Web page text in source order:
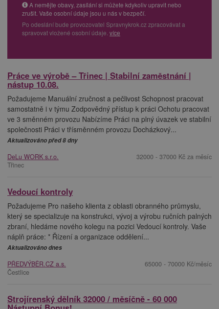
A nemějte obavy, zasílání si můžete kdykoliv upravit nebo
zrušit. Vaše osobní údaje jsou u nás v bezpečí.
Po odeslání bude provozovatel Spravnykrok.cz zpracovávat a
spravovat vložené osobní údaje. více
Práce ve výrobě – Třinec | Stabilní zaměstnání |
nástup 10.08.
Požadujeme Manuální zručnost a pečlivost Schopnost pracovat
samostatně i v týmu Zodpovědný přístup k práci Ochotu pracovat
ve 3 směnném provozu Nabízíme Práci na plný úvazek ve stabilní
společnosti Práci v třísměnném provozu Docházkový...
Aktualizováno před 8 dny
DeLu WORK s.r.o.
Třinec
32000 - 37000 Kč za měsíc
Vedoucí kontroly
Požadujeme Pro našeho klienta z oblasti obranného průmyslu,
který se specializuje na konstrukci, vývoj a výrobu ručních palných
zbraní, hledáme nového kolegu na pozici Vedoucí kontroly. Vaše
náplň práce: * Řízení a organizace oddělení...
Aktualizováno dnes
PŘEDVÝBĚR.CZ a.s.
Čestlice
65000 - 70000 Kč/měsíc
Strojírenský dělník 32000 / měsíčně - 60 000